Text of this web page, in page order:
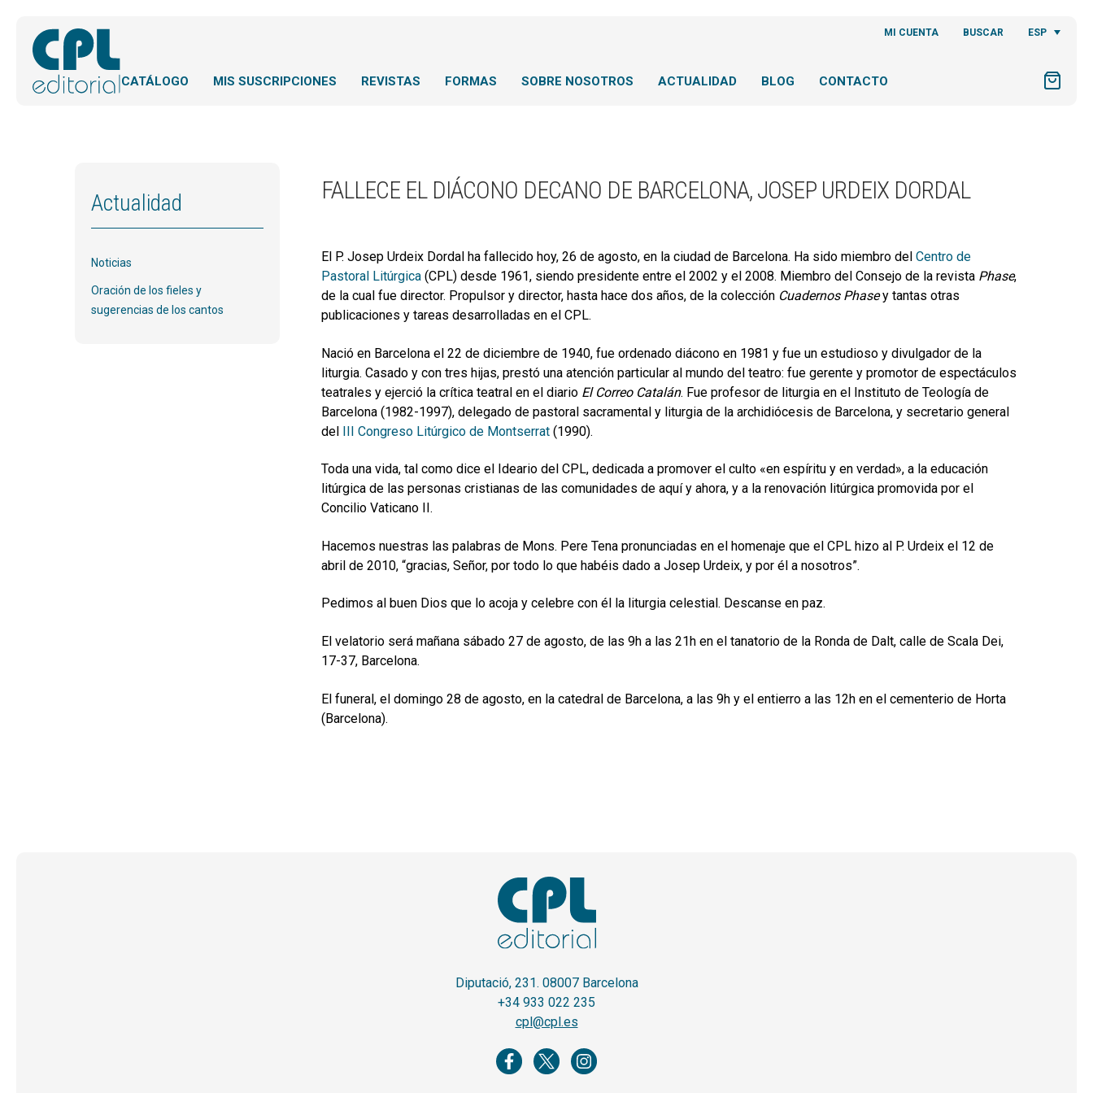
MI CUENTA BUSCAR ESP
CATÁLOGO MIS SUSCRIPCIONES REVISTAS FORMAS SOBRE NOSOTROS ACTUALIDAD BLOG CONTACTO
FALLECE EL DIÁCONO DECANO DE BARCELONA, JOSEP URDEIX DORDAL
El P. Josep Urdeix Dordal ha fallecido hoy, 26 de agosto, en la ciudad de Barcelona. Ha sido miembro del Centro de
Pastoral Litúrgica(CPL) desde 1961, siendo presidente entre el 2002 y el 2008. Miembro del Consejo de la revista Phase,
de la cual fue director. Propulsor y director, hasta hace dos años, de la colección Cuadernos Phasey tantas otras
publicaciones y tareas desarrolladas en el CPL.
Nació en Barcelona el 22 de diciembre de 1940, fue ordenado diácono en 1981 y fue un estudioso y divulgador de la
liturgia. Casado y con tres hijas, prestó una atención particular al mundo del teatro: fue gerente y promotor de espectáculos
teatrales y ejerció la crítica teatral en el diario El Correo Catalán. Fue profesor de liturgia en el Instituto de Teología de
Barcelona (1982-1997), delegado de pastoral sacramental y liturgia de la archidiócesis de Barcelona, y secretario general
del III Congreso Litúrgico de Montserrat(1990).
Toda una vida, tal como dice el Ideario del CPL, dedicada a promover el culto «en espíritu y en verdad», a la educación
litúrgica de las personas cristianas de las comunidades de aquí y ahora, y a la renovación litúrgica promovida por el
Concilio Vaticano II.
Hacemos nuestras las palabras de Mons. Pere Tena pronunciadas en el homenaje que el CPL hizo al P. Urdeix el 12 de
abril de 2010, “gracias, Señor, por todo lo que habéis dado a Josep Urdeix, y por él a nosotros”.
Pedimos al buen Dios que lo acoja y celebre con él la liturgia celestial. Descanse en paz.
El velatorio será mañana sábado 27 de agosto, de las 9h a las 21h en el tanatorio de la Ronda de Dalt, calle de Scala Dei,
17-37, Barcelona.
El funeral, el domingo 28 de agosto, en la catedral de Barcelona, a las 9h y el entierro a las 12h en el cementerio de Horta
(Barcelona).
Actualidad
Noticias
Oración de los fieles y
sugerencias de los cantos
Diputació, 231. 08007 Barcelona
+34 933 022 235
cpl@cpl.es